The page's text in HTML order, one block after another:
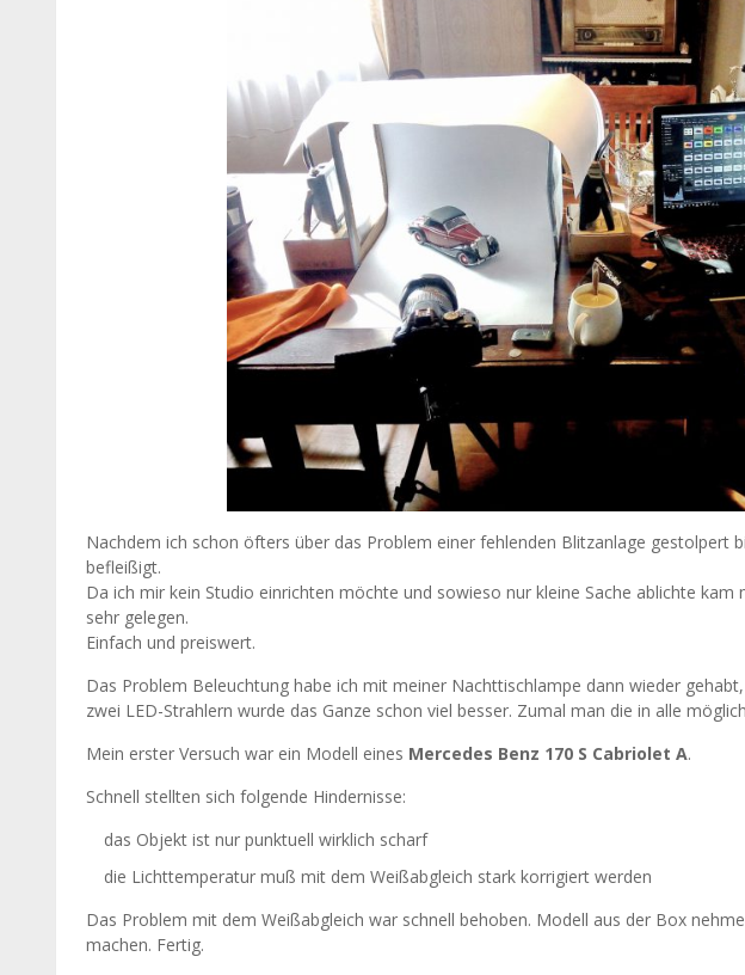
Nachdem ich schon öfters über das Problem einer fehlenden Blitzanlage gestolpert
befleißigt.
Da ich mir kein Studio einrichten möchte und sowieso nur kleine Sache ablichte
sehr gelegen.
Einfach und preiswert.
Das Problem Beleuchtung habe ich mit meiner Nachttischlampe dann wieder
zwei LED-Strahlern wurde das Ganze schon viel besser. Zumal man die in alle
Mein erster Versuch war ein Modell eines Mercedes Benz 170 S Cabriolet A.
Schnell stellten sich folgende Hindernisse:
das Objekt ist nur punktuell wirklich scharf
die Lichttemperatur muß mit dem Weißabgleich stark korrigiert werden
Das Problem mit dem Weißabgleich war schnell behoben. Modell aus der Box
machen. Fertig.